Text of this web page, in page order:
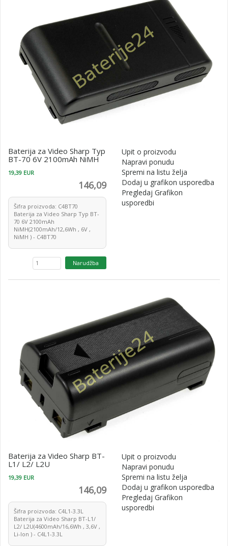
Baterija za Video Sharp Typ
BT-70 6V 2100mAh NiMH
19,39 EUR
146,09
Šifra proizvoda: C4BT70
Baterija za Video Sharp Typ BT-
70 6V 2100mAh
NiMH(2100mAh/12,6Wh , 6V ,
NiMH ) - C4BT70
Upit o proizvodu
Napravi ponudu
Spremi na listu želja
Dodaj u grafikon usporedba
Pregledaj Grafikon
usporedbi
Baterija za Video Sharp BT-
L1/ L2/ L2U
19,39 EUR
146,09
Šifra proizvoda: C4L1-3.3L
Baterija za Video Sharp BT-L1/
L2/ L2U(4600mAh/16,6Wh , 3,6V ,
Li-Ion ) - C4L1-3.3L
Upit o proizvodu
Napravi ponudu
Spremi na listu želja
Dodaj u grafikon usporedba
Pregledaj Grafikon
usporedbi